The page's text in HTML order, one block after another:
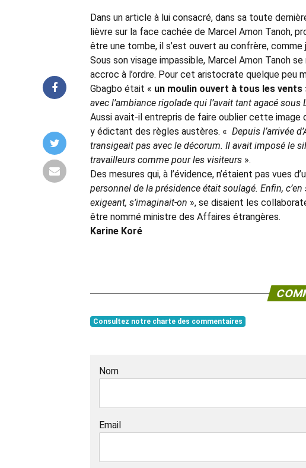
Dans un article à lui consacré, dans sa toute
lièvre sur la face cachée de Marcel Amon Tanoh,
être une tombe, il s’est ouvert au confrère, comme
Sous son visage impassible, Marcel Amon Tanoh
accroc à l’ordre. Pour cet aristocrate quelque peu
Gbagbo était « un moulin ouvert à tous les vents
avec l’ambiance rigolade qui l’avait tant agacé sous
Aussi avait-il entrepris de faire oublier cette image
y édictant des règles austères. « Depuis l’arrivée
transigeait pas avec le décorum. Il avait imposé le
travailleurs comme pour les visiteurs ».
Des mesures qui, à l’évidence, n’étaient pas vues
personnel de la présidence était soulagé. Enfin,
exigeant, s’imaginait-on », se disaient les
être nommé ministre des Affaires étrangères.
Karine Koré
Consultez notre charte des commentaires
Nom
Email